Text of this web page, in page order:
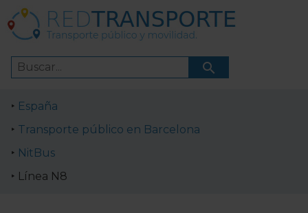
España
Transporte público en Barcelona
NitBus
Línea N8